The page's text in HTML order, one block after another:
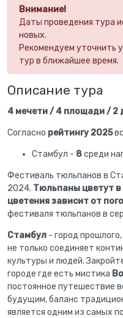
Внимание!
Даты проведения тура
новых.
Рекомендуем уточнить
тур в ближайшее время.
Описание тура
4 мечети / 4 площади / 2
Согласно рейтингу 2025
Стамбул - 8среди
Фестиваль тюльпанов в
2024. Тюльпаны цветут в
цветения зависит от
фестиваля тюльпанов в
Стамбул - город
не только соединяет
культуры и людей.
городе где есть мистика
постоянное путешествие
будущим, баланс
является одним из самых